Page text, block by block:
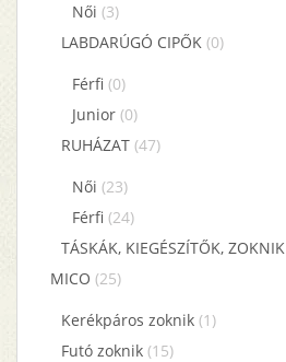
Női (3)
LABDARÚGÓ CIPŐK (0)
Férfi (0)
Junior (0)
RUHÁZAT (47)
Női (23)
Férfi (24)
TÁSKÁK, KIEGÉSZÍTŐK, ZOKNIK
MICO (25)
Kerékpáros zoknik (1)
Futó zoknik (15)